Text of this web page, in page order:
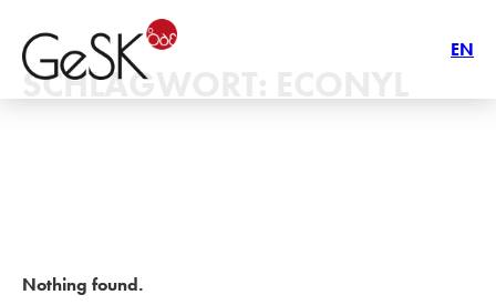
EN
SCHLAGWORT:
Nothing found.